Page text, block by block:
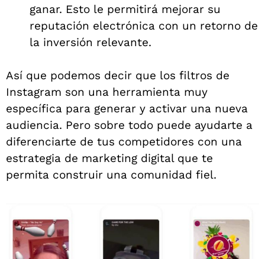
ganar. Esto le permitirá mejorar su
reputación electrónica con un retorno de
la inversión relevante.
Así que podemos decir que los filtros de
Instagram son una herramienta muy
específica para generar y activar una nueva
audiencia. Pero sobre todo puede ayudarte a
diferenciarte de tus competidores con una
estrategia de marketing digital que te
permita construir una comunidad fiel.